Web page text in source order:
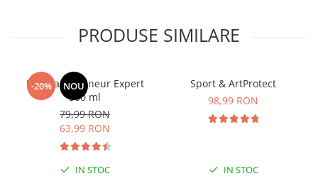
PRODUSE SIMILARE
-20% NOU
Manhaē Draineur Expert
500 ml
79,99 RON
63,99 RON
IN STOC
Sport & ArtProtect
98,99 RON
IN STOC